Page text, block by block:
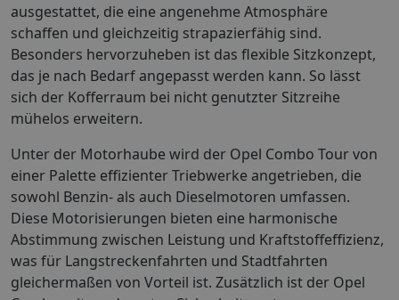
ausgestattet, die eine angenehme Atmosphäre
schaffen und gleichzeitig strapazierfähig sind.
Besonders hervorzuheben ist das flexible Sitzkonzept,
das je nach Bedarf angepasst werden kann. So lässt
sich der Kofferraum bei nicht genutzter Sitzreihe
mühelos erweitern.
Unter der Motorhaube wird der Opel Combo Tour von
einer Palette effizienter Triebwerke angetrieben, die
sowohl Benzin- als auch Dieselmotoren umfassen.
Diese Motorisierungen bieten eine harmonische
Abstimmung zwischen Leistung und Kraftstoffeffizienz,
was für Langstreckenfahrten und Stadtfahrten
gleichermaßen von Vorteil ist. Zusätzlich ist der Opel